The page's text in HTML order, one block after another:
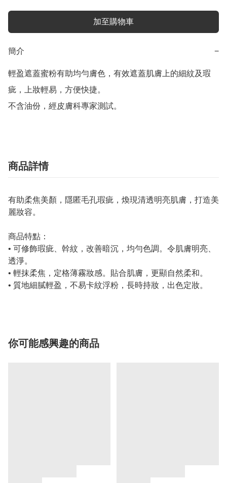
加至購物車
簡介 −
輕盈遮蓋蜜粉有助均勻膚色，有效遮蓋肌膚上的細紋及瑕
疵，上妝輕易，方便快捷。
不含油份，經皮膚科專家測試。
商品詳情
有助柔焦美顏，隱匿毛孔瑕疵，煥現清透明亮肌膚，打造美
麗妝容。
商品特點：
• 可修飾瑕疵、幹紋，改善暗沉，均勻色調。令肌膚明亮、
透淨。
• 輕抹柔焦，定格薄霧妝感。貼合肌膚，更顯自然柔和。
• 質地細膩輕盈，不易卡紋浮粉，長時持妝，出色定妝。
你可能感興趣的商品